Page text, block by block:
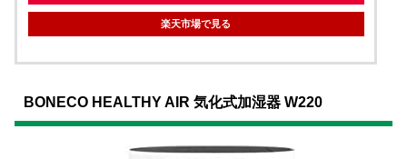
楽天市場で見る
BONECO HEALTHY AIR 気化式加湿器 W220